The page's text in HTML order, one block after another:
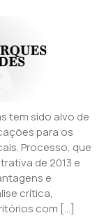
tem sido alvo de
para os
Processo, que
de 2013 e
e
crítica,
com […]